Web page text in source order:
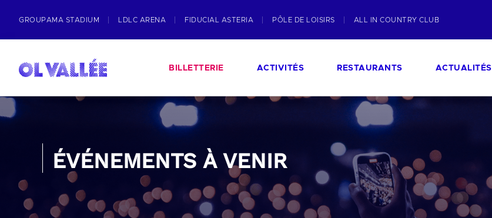
GROUPAMA STADIUM LDLC ARENA FIDUCIAL ASTERIA PÔLE DE LOISIRS ALL IN COUNTRY CLUB
BILLETTERIE ACTIVITÉS RESTAURANTS ACTUALITÉS
ÉVÉNEMENTS À VENIR